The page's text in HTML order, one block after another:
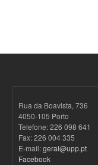
Rua da Boavista, 736
4050-105 Porto
Telefone: 226 098 641
Fax: 226 004 335
E-mail:geral@upp.pt
Facebook